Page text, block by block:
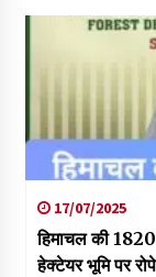
17/07/2025
हिमाचल की
हेक्टेयर भूमि पर